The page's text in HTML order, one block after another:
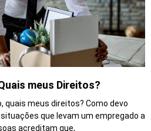
meus Direitos?
quais meus direitos? Como devo
que levam um empregado a
acreditam que,